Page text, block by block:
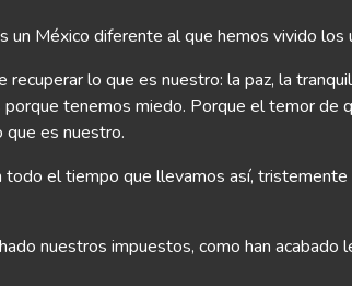
un México diferente al que hemos vivido
recuperar lo que es nuestro: la paz, la
tenemos miedo. Porque el temor de
que es nuestro.
el tiempo que llevamos así,
nuestros impuestos, como han